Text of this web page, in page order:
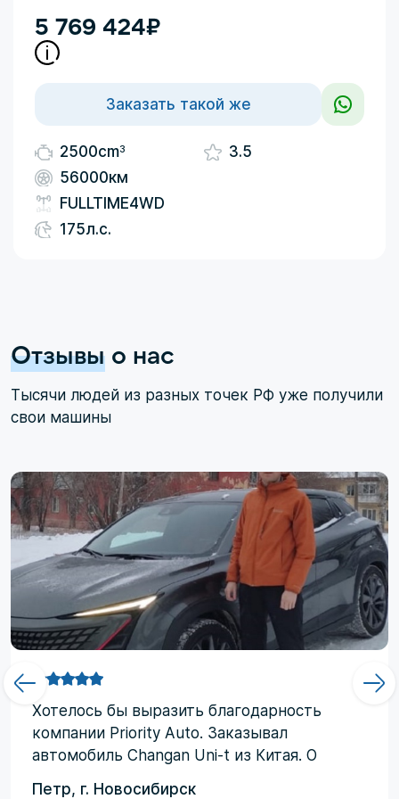
2500cm3
56000км
FULLTIME4WD
175л.с.
3.5
5 769 424₽
Заказать такой же
Отзывы о нас
Тысячи людей из разных точек РФ уже получили
свои машины
Хотелоcь бы выразить благодарность
компании Priority Аuto. Заказывал
автомобиль Changan Uni-t из Китая. О
компании узнал от друзей и коллег по
Петр, г. Новосибирск